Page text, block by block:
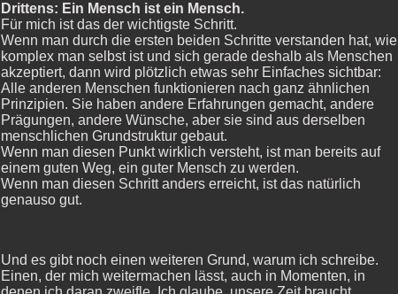
Drittens: Ein Mensch ist ein Mensch.
Für mich ist das der wichtigste Schritt.
Wenn man durch die ersten beiden Schritte verstanden hat, wie
komplex man selbst ist und sich gerade deshalb als Menschen
akzeptiert, dann wird plötzlich etwas sehr Einfaches sichtbar:
Alle anderen Menschen funktionieren nach ganz ähnlichen
Prinzipien. Sie haben andere Erfahrungen gemacht, andere
Prägungen, andere Wünsche, aber sie sind aus derselben
menschlichen Grundstruktur gebaut.
Wenn man diesen Punkt wirklich versteht, ist man bereits auf
einem guten Weg, ein guter Mensch zu werden.
Wenn man diesen Schritt anders erreicht, ist das natürlich
genauso gut.
Und es gibt noch einen weiteren Grund, warum ich schreibe.
Einen, der mich weitermachen lässt, auch in Momenten, in